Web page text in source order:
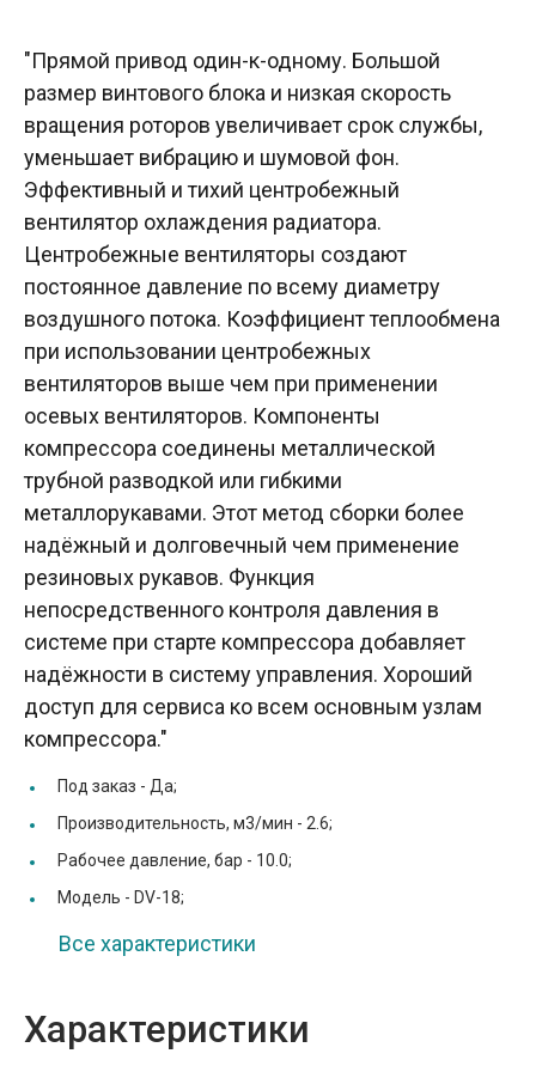
"Прямой привод один-к-одному. Большой
размер винтового блока и низкая скорость
вращения роторов увеличивает срок службы,
уменьшает вибрацию и шумовой фон.
Эффективный и тихий центробежный
вентилятор охлаждения радиатора.
Центробежные вентиляторы создают
постоянное давление по всему диаметру
воздушного потока. Коэффициент теплообмена
при использовании центробежных
вентиляторов выше чем при применении
осевых вентиляторов. Компоненты
компрессора соединены металлической
трубной разводкой или гибкими
металлорукавами. Этот метод сборки более
надёжный и долговечный чем применение
резиновых рукавов. Функция
непосредственного контроля давления в
системе при старте компрессора добавляет
надёжности в систему управления. Хороший
доступ для сервиса ко всем основным узлам
компрессора."
Под заказ - Да;
Производительность, м3/мин - 2.6;
Рабочее давление, бар - 10.0;
Модель - DV-18;
Все характеристики
Характеристики